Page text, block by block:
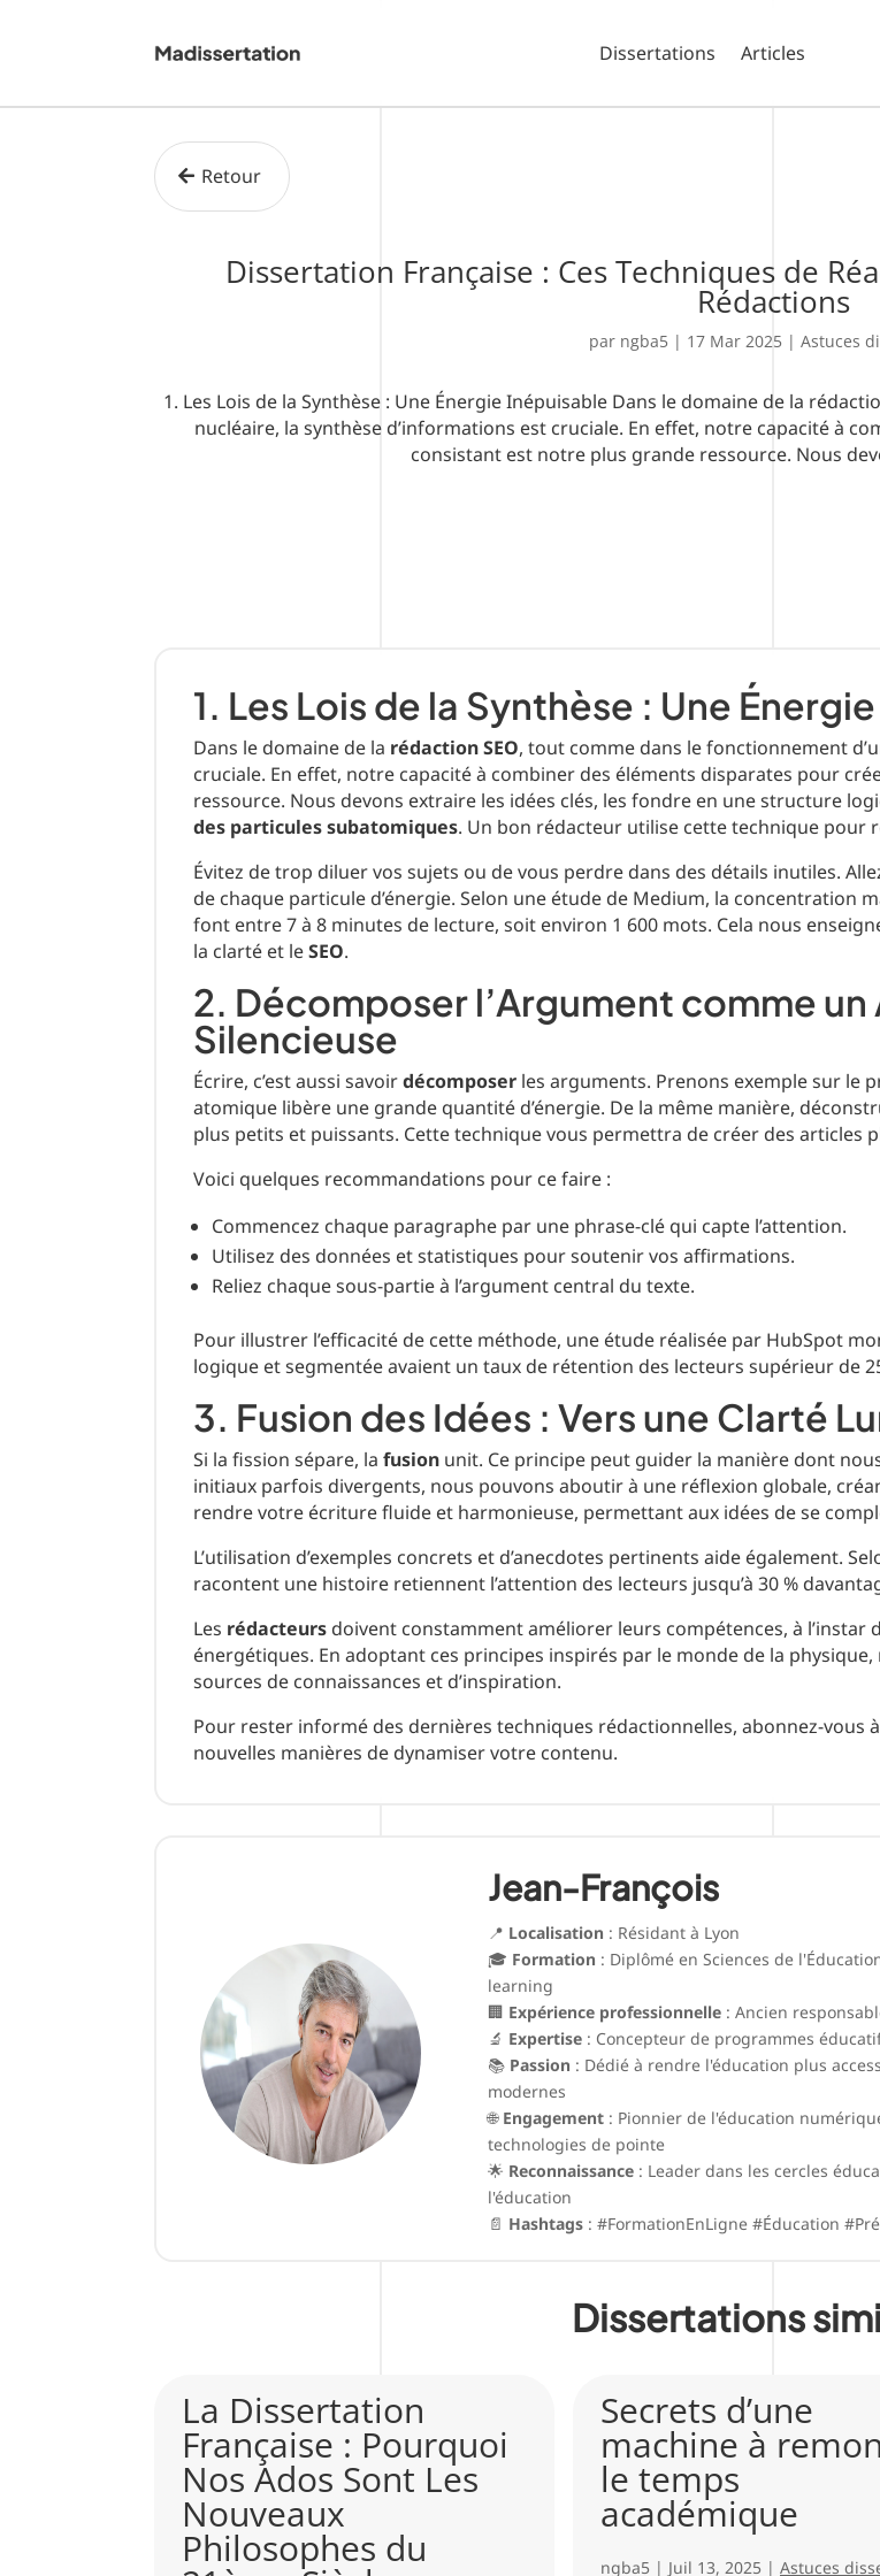
Dissertations Articles
Retour
Dissertation Française : Ces Techniques de
Rédactions
par ngba5 | 17 Mar 2025 | Astuces
1. Les Lois de la Synthèse : Une Énergie Inépuisable Dans le domaine de la
nucléaire, la synthèse d’informations est cruciale. En effet, notre capacité à
consistant est notre plus grande ressource. Nous
1. Les Lois de la Synthèse : Une
Dans le domaine de la rédaction SEO, tout comme dans le fonctionnement
cruciale. En effet, notre capacité à combiner des éléments disparates pour
ressource. Nous devons extraire les idées clés, les fondre en une structure
des particules subatomiques. Un bon rédacteur utilise cette technique pour
Évitez de trop diluer vos sujets ou de vous perdre dans des détails inutiles.
de chaque particule d’énergie. Selon une étude de Medium, la concentration
font entre 7 à 8 minutes de lecture, soit environ 1 600 mots. Cela nous
la clarté et leSEO.
2. Décomposer l’Argument comme un
Silencieuse
Écrire, c’est aussi savoirdécomposer les arguments. Prenons exemple sur le
atomique libère une grande quantité d’énergie. De la même manière,
plus petits et puissants. Cette technique vous permettra de créer des articles
Voici quelques recommandations pour ce faire :
Commencez chaque paragraphe par une phrase-clé qui capte l’attention.
Utilisez des données et statistiques pour soutenir vos affirmations.
Reliez chaque sous-partie à l’argument central du texte.
Pour illustrer l’efficacité de cette méthode, une étude réalisée par HubSpot
logique et segmentée avaient un taux de rétention des lecteurs supérieur de
3. Fusion des Idées : Vers une Clarté
Si la fission sépare, lafusion unit. Ce principe peut guider la manière dont
initiaux parfois divergents, nous pouvons aboutir à une réflexion globale,
rendre votre écriture fluide et harmonieuse, permettant aux idées de se
L’utilisation d’exemples concrets et d’anecdotes pertinents aide également.
racontent une histoire retiennent l’attention des lecteurs jusqu’à 30 %
Les rédacteurs doivent constamment améliorer leurs compétences, à l’instar
énergétiques. En adoptant ces principes inspirés par le monde de la
sources de connaissances et d’inspiration.
Pour rester informé des dernières techniques rédactionnelles, abonnez-vous
nouvelles manières de dynamiser votre contenu.
Jean-François
📍 Localisation : Résidant à Lyon
🎓 Formation : Diplômé en Sciences de
learning
🏢 Expérience professionnelle : Ancien
🔬 Expertise : Concepteur de programmes
📚 Passion : Dédié à rendre l'éducation plus
modernes
🌐 Engagement : Pionnier de l'éducation
technologies de pointe
🌟 Reconnaissance : Leader dans les cercles
l'éducation
📄 Hashtags : #FormationEnLigne #Éducation
Dissertations
La Dissertation
Française : Pourquoi
Nos Ados Sont Les
Nouveaux
Philosophes du
Secrets d’une
machine à
le temps
académique
ngba5 | Juil 13, 2025 | Astuces